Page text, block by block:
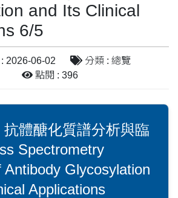
and Its Clinical
6/5
: 2026-06-02
分類 : 總覽
點閱 : 396
體醣化質譜分析與臨
Spectrometry
Antibody Glycosylation
Applications